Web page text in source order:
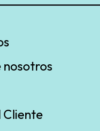
nosotros
Cliente